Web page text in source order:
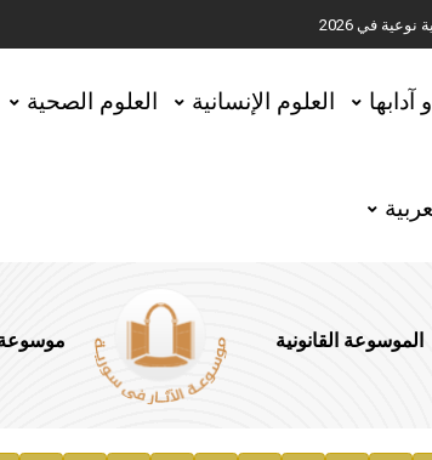
في 2026
آدابها العلوم الإنسانية العلوم الصحية
الموسوعة القانونية موسوعة